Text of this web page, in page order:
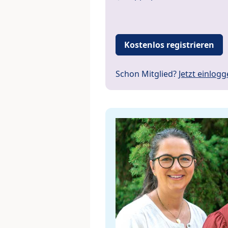
Kostenlos registrieren
Schon Mitglied? Jetzt